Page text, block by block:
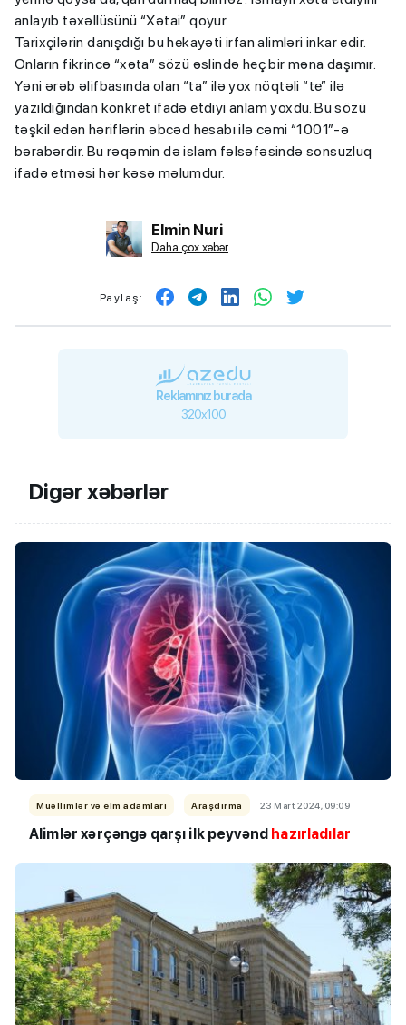
anlayıb təxəllüsünü “Xətai” qoyur.
Tarixçilərin danışdığı bu hekayəti irfan alimləri inkar edir.
Onların fikrincə “xəta” sözü əslində heç bir məna daşımır.
Yəni ərəb əlifbasında olan “ta” ilə yox nöqtəli “te” ilə
yazıldığından konkret ifadə etdiyi anlam yoxdu. Bu sözü
təşkil edən həriflərin əbcəd hesabı ilə cəmi “1001”-ə
bərabərdir. Bu rəqəmin də islam fəlsəfəsində sonsuzluq
ifadə etməsi hər kəsə məlumdur.
Elmin Nuri
Daha çox xəbər
Paylaş:
Reklamınız burada
320x100
Digər xəbərlər
Müəllimlər və elm adamları Araşdırma 23 Mart 2024, 09:09
Alimlər xərçəngə qarşı ilk peyvənd hazırladılar